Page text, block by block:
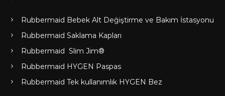
Rubbermaid Bebek Alt Değiştirme ve Bakım İstasyonu
Rubbermaid Saklama Kapları
Rubbermaid Slim Jim®
Rubbermaid HYGEN Paspas
Rubbermaid Tek kullanımlık HYGEN Bez